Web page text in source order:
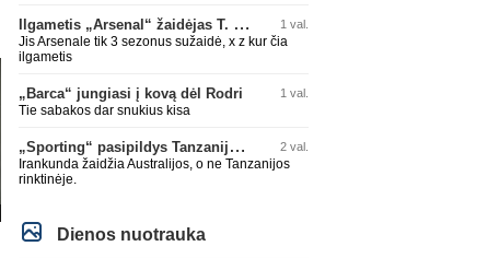
kazka
Ilgametis „Arsenal“ žaidėjas T. Tomiyasu papildys „Crystal Palace“ ekipą 1 val.
Jis Arsenale tik 3 sezonus sužaidė, x z kur čia
ilgametis
„Barca“ jungiasi į kovą dėl Rodri 1 val.
Tie sabakos dar snukius kisa
„Sporting“ pasipildys Tanzanijos rinktinės krašto saugu 2 val.
Irankunda žaidžia Australijos, o ne Tanzanijos
rinktinėje.
Dienos nuotrauka